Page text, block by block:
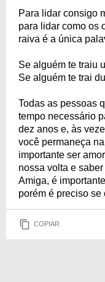
Para lidar consigo
para lidar como os
raiva é a única
Se alguém te traiu
Se alguém te trai
Todas as pessoas
tempo necessário
dez anos e, às
você permaneça
importante ser
nossa volta e
Amiga, é
porém é preciso se
COPIAR